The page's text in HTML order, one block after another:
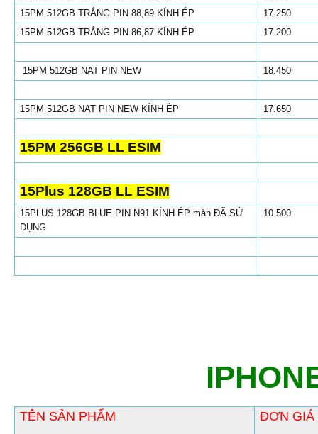
15PM 512GB TRẮNG PIN 88,89 KÍNH ÉP
17.250
15PM 512GB TRẮNG PIN 86,87 KÍNH ÉP
17.200
15PM 512GB NAT PIN NEW 18.450
15PM 512GB NAT PIN NEW KÍNH ÉP 17.650
15PM 256GB LL ESIM
15Plus 128GB LL ESIM
15PLUS 128GB BLUE PIN N91 KÍNH ÉP màn ĐÃ SỬ
DỤNG
10.500
TÊN SẢN PHẨM ĐƠN GIÁ